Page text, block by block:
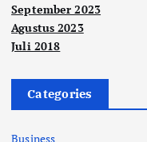
September 2023
Agustus 2023
Juli 2018
Categories
Business